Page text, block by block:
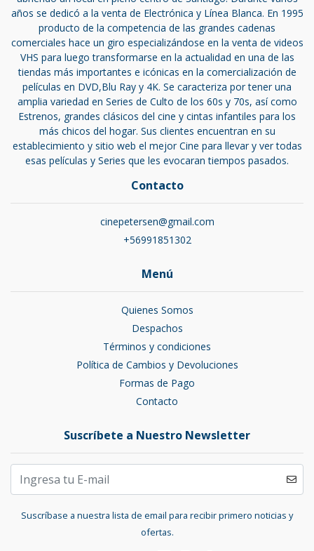
años se dedicó a la venta de Electrónica y Línea Blanca. En 1995
producto de la competencia de las grandes cadenas
comerciales hace un giro especializándose en la venta de videos
VHS para luego transformarse en la actualidad en una de las
tiendas más importantes e icónicas en la comercialización de
películas en DVD,Blu Ray y 4K. Se caracteriza por tener una
amplia variedad en Series de Culto de los 60s y 70s, así como
Estrenos, grandes clásicos del cine y cintas infantiles para los
más chicos del hogar. Sus clientes encuentran en su
establecimiento y sitio web el mejor Cine para llevar y ver todas
esas películas y Series que les evocaran tiempos pasados.
Contacto
cinepetersen@gmail.com
+56991851302
Menú
Quienes Somos
Despachos
Términos y condiciones
Política de Cambios y Devoluciones
Formas de Pago
Contacto
Suscríbete a Nuestro Newsletter
Suscríbase a nuestra lista de email para recibir primero noticias y
ofertas.